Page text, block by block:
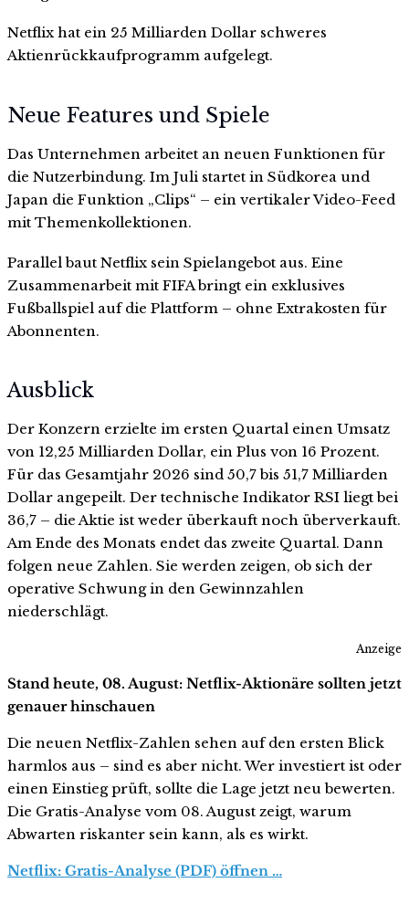
Netflix hat ein 25 Milliarden Dollar schweres
Aktienrückkaufprogramm aufgelegt.
Neue Features und Spiele
Das Unternehmen arbeitet an neuen Funktionen für
die Nutzerbindung. Im Juli startet in Südkorea und
Japan die Funktion „Clips“ – ein vertikaler Video-Feed
mit Themenkollektionen.
Parallel baut Netflix sein Spielangebot aus. Eine
Zusammenarbeit mit FIFA bringt ein exklusives
Fußballspiel auf die Plattform – ohne Extrakosten für
Abonnenten.
Ausblick
Der Konzern erzielte im ersten Quartal einen Umsatz
von 12,25 Milliarden Dollar, ein Plus von 16 Prozent.
Für das Gesamtjahr 2026 sind 50,7 bis 51,7 Milliarden
Dollar angepeilt. Der technische Indikator RSI liegt bei
36,7 – die Aktie ist weder überkauft noch überverkauft.
Am Ende des Monats endet das zweite Quartal. Dann
folgen neue Zahlen. Sie werden zeigen, ob sich der
operative Schwung in den Gewinnzahlen
niederschlägt.
Anzeige
Stand heute, 08. August: Netflix-Aktionäre sollten jetzt
genauer hinschauen
Die neuen Netflix-Zahlen sehen auf den ersten Blick
harmlos aus – sind es aber nicht. Wer investiert ist oder
einen Einstieg prüft, sollte die Lage jetzt neu bewerten.
Die Gratis-Analyse vom 08. August zeigt, warum
Abwarten riskanter sein kann, als es wirkt.
Netflix: Gratis-Analyse (PDF) öffnen …